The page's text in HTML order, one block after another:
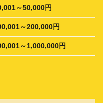
～50,000円
～200,000円
～1,000,000円